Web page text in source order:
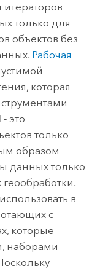
итераторов
только для
объектов без
Рабочая
которая
это
только
образом
данных только
в
с
которые
наборами